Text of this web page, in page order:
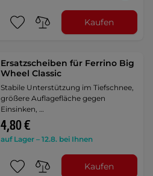
Kaufen
Ersatzscheiben für Ferrino Big
Wheel Classic
Stabile Unterstützung im Tiefschnee,
größere Auflagefläche gegen
Einsinken, …
4,80 €
auf Lager – 12.8. bei Ihnen
Kaufen